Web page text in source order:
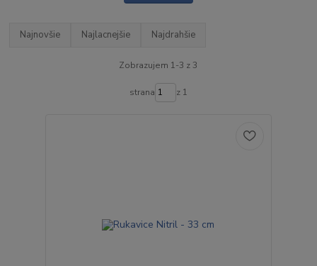
Najnovšie Najlacnejšie Najdrahšie
Zobrazujem 1-3 z 3
strana z 1